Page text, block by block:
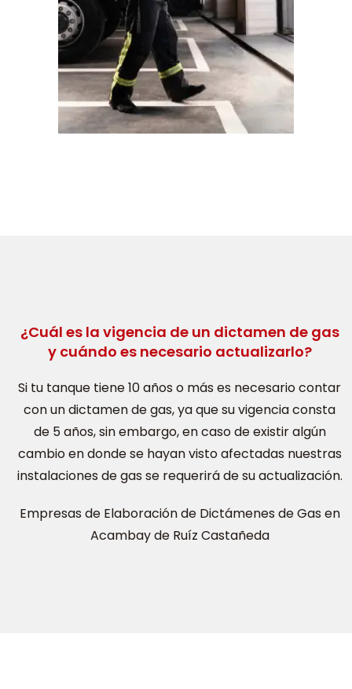
¿Cuál es la vigencia de un dictamen de gas
y cuándo es necesario actualizarlo?
Si tu tanque tiene 10 años o más es necesario contar
con un dictamen de gas, ya que su vigencia consta
de 5 años, sin embargo, en caso de existir algún
cambio en donde se hayan visto afectadas nuestras
instalaciones de gas se requerirá de su actualización.
Empresas de Elaboración de Dictámenes de Gas en
Acambay de Ruíz Castañeda